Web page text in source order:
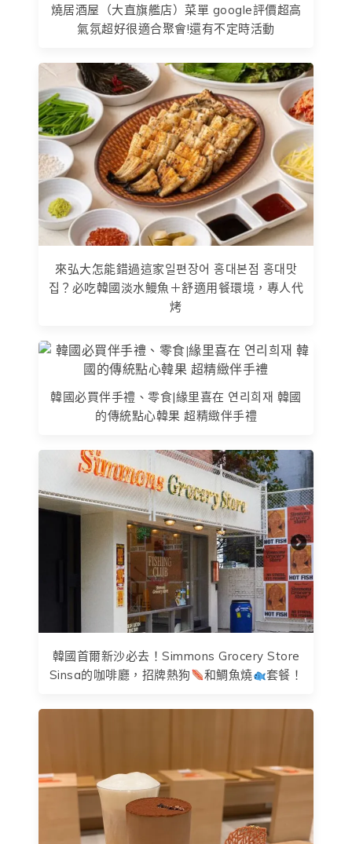
燒居酒屋（大直旗艦店）菜單 google評價超高
氣氛超好很適合聚會!還有不定時活動
來弘大怎能錯過這家일편장어 홍대본점 홍대맛
집？必吃韓國淡水鰻魚＋舒適用餐環境，專人代
烤
韓國必買伴手禮、零食|緣里喜在 연리희재 韓國
的傳統點心韓果 超精緻伴手禮
韓國首爾新沙必去！Simmons Grocery Store
Sinsa的咖啡廳，招牌熱狗
和鯛魚燒 套餐！